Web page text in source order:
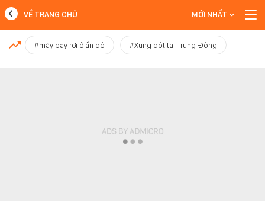
MỚI NHẤT
VỀ TRANG CHỦ MỚI NHẤT
#máy bay rơi ở ấn độ #Xung đột tại Trung Đông